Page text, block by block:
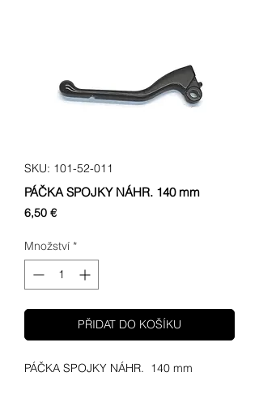
SKU: 101-52-011
PÁČKA SPOJKY NÁHR. 140 mm
6,50 €Cena
Množství *
PŘIDAT DO KOŠÍKU
PÁČKA SPOJKY NÁHR. 140 mm